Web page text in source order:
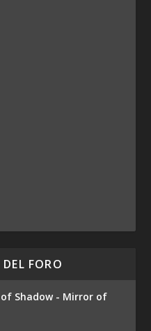
FORO
of Shadow - Mirror of